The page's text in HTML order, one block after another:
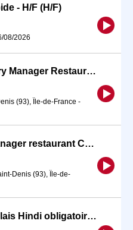
- H/F (H/F)
08/2026
Chef de produits/Category Manager Restauration F/H
(93), Île-de-France -
Assistant / Assistante Manager restaurant CARIBEEN (H/F)
Denis (93), Île-de-
Manager restaurant ( anglais Hindi obligatoire ) (H/F)